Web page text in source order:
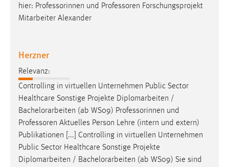
hier: Professorinnen und Professoren Forschungsprojekt
Mitarbeiter Alexander
Herzner
Relevanz:
Controlling in virtuellen Unternehmen Public Sector
Healthcare Sonstige Projekte Diplomarbeiten /
Bachelorarbeiten (ab WS09) Professorinnen und
Professoren Aktuelles Person Lehre (intern und extern)
Publikationen [...] Controlling in virtuellen Unternehmen
Public Sector Healthcare Sonstige Projekte
Diplomarbeiten / Bachelorarbeiten (ab WS09) Sie sind
Sie tun dies, indem sie Besucher über Websites
hinweg verfolgen.
Name:
_gcl_au
Anbieter:
Google Ireland Limited
Zweck:
Conversion-Tracking
Cookie Laufzeit:
3 Monate